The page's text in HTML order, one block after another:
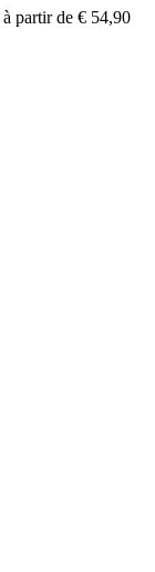
à partir de € 54,90